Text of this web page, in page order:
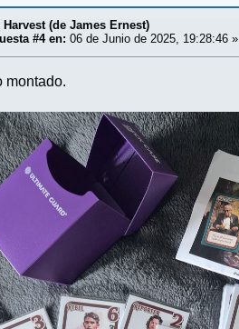
Harvest (de James Ernest)
#4 en: 06 de Junio de 2025, 19:28:46 »
montado.